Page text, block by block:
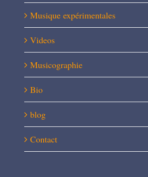
Musique expérimentales
Videos
Musicographie
Bio
blog
Contact